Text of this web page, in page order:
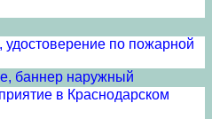
удостоверение по пожарной
баннер наружный
в Краснодарском